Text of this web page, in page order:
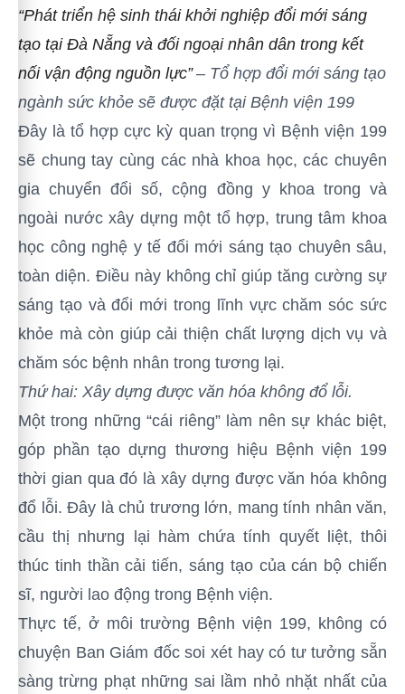
“Phát triển hệ sinh thái khởi nghiệp đổi mới sáng
tạo tại Đà Nẵng và đối ngoại nhân dân trong kết
nối vận động nguồn lực” – Tổ hợp đổi mới sáng tạo
ngành sức khỏe sẽ được đặt tại Bệnh viện 199
Đây là tổ hợp cực kỳ quan trọng vì Bệnh viện 199
sẽ chung tay cùng các nhà khoa học, các chuyên
gia chuyển đổi số, cộng đồng y khoa trong và
ngoài nước xây dựng một tổ hợp, trung tâm khoa
học công nghệ y tế đổi mới sáng tạo chuyên sâu,
toàn diện. Điều này không chỉ giúp tăng cường sự
sáng tạo và đổi mới trong lĩnh vực chăm sóc sức
khỏe mà còn giúp cải thiện chất lượng dịch vụ và
chăm sóc bệnh nhân trong tương lại.
Thứ hai: Xây dựng được văn hóa không đổ lỗi.
Một trong những “cái riêng” làm nên sự khác biệt,
góp phần tạo dựng thương hiệu Bệnh viện 199
thời gian qua đó là xây dựng được văn hóa không
đổ lỗi. Đây là chủ trương lớn, mang tính nhân văn,
cầu thị nhưng lại hàm chứa tính quyết liệt, thôi
thúc tinh thần cải tiến, sáng tạo của cán bộ chiến
sĩ, người lao động trong Bệnh viện.
Thực tế, ở môi trường Bệnh viện 199, không có
chuyện Ban Giám đốc soi xét hay có tư tưởng sẵn
sàng trừng phạt những sai lầm nhỏ nhặt nhất của